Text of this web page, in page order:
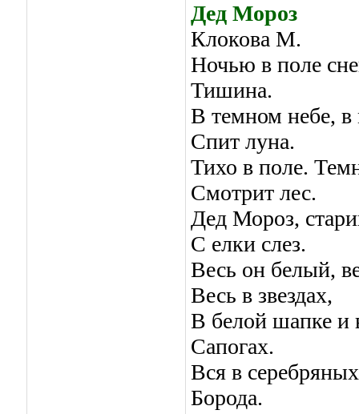
Дед Мороз
Клокова М.
Ночью в поле
Тишина.
В темном небе, в
Спит луна.
Тихо в поле.
Смотрит лес.
Дед Мороз,
С елки слез.
Весь он белый,
Весь в звездах,
В белой шапке и
Сапогах.
Вся в
Борода.